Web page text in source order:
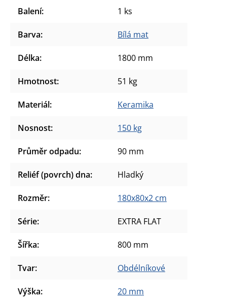
Balení: 1 ks
Barva: Bílá mat
Délka: 1800 mm
Hmotnost: 51 kg
Materiál: Keramika
Nosnost: 150 kg
Průměr odpadu: 90 mm
Reliéf (povrch) dna: Hladký
Rozměr: 180x80x2 cm
Série: EXTRA FLAT
Šířka: 800 mm
Tvar: Obdélníkové
Výška: 20 mm